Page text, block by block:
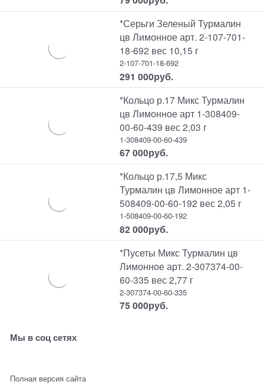
*Серьги Зеленый Турмалин
цв Лимонное арт. 2-107-701-
18-692 вес 10,15 г
2-107-701-18-692
291 000руб.
*Кольцо р.17 Микс Турмалин
цв Лимонное арт 1-308409-
00-60-439 вес 2,03 г
1-308409-00-60-439
67 000руб.
*Кольцо р.17,5 Микс
Турмалин цв Лимонное арт 1-
508409-00-60-192 вес 2,05 г
1-508409-00-60-192
82 000руб.
*Пусеты Микс Турмалин цв
Лимонное арт. 2-307374-00-
60-335 вес 2,77 г
2-307374-00-60-335
75 000руб.
Мы в соц сетях
Полная версия сайта